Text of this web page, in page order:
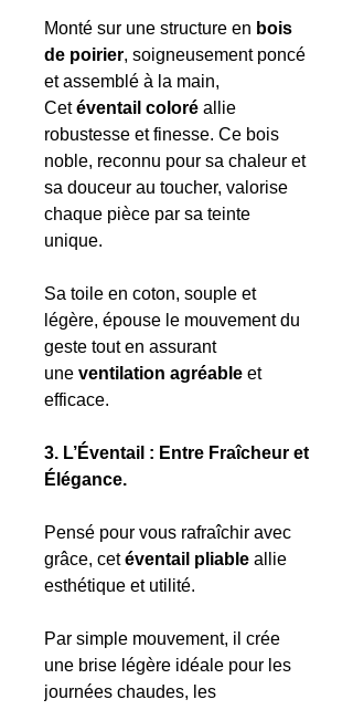
Monté sur une structure en bois
de poirier, soigneusement poncé
et assemblé à la main,
Cetéventail coloré allie
robustesse et finesse. Ce bois
noble, reconnu pour sa chaleur et
sa douceur au toucher, valorise
chaque pièce par sa teinte
unique.
Sa toile en coton, souple et
légère, épouse le mouvement du
geste tout en assurant
une ventilation agréable et
efficace.
3. L’Éventail : Entre Fraîcheur et
Élégance.
Pensé pour vous rafraîchir avec
grâce, cetéventail pliable allie
esthétique et utilité.
Par simple mouvement, il crée
une brise légère idéale pour les
journées chaudes, les